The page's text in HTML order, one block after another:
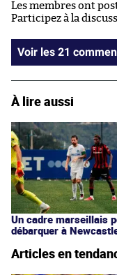
Les membres ont
Participez à la
Voir les 21
À lire aussi
Un cadre marseillais
débarquer à
Articles en